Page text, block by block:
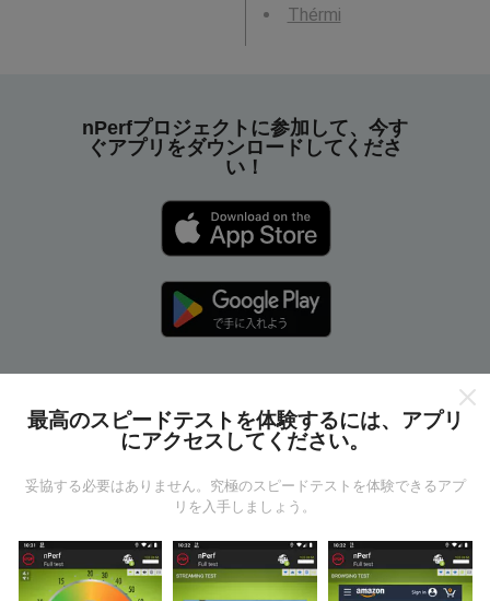
Thérmi
nPerfプロジェクトに参加して、今す
ぐアプリをダウンロードしてくださ
い！
nPerfマップはどのように機能し
最高のスピードテストを体験するには、アプリ
にアクセスしてください。
妥協する必要はありません。究極のスピードテストを体験できるアプ
リを入手しましょう。